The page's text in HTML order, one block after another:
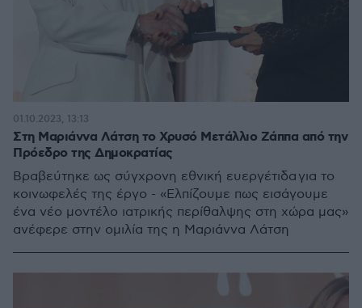
Στη Μαριάννα Λάτση το Χρυσό Μετάλλιο Ζάππα από την
Πρόεδρο της Δημοκρατίας
Βραβεύτηκε ως σύγχρονη εθνική ευεργέτιδα για το
κοινωφελές της έργο - «Ελπίζουμε πως εισάγουμε
ένα νέο μοντέλο ιατρικής περίθαλψης στη χώρα μας»
ανέφερε στην ομιλία της η Μαριάννα Λάτση
01.10.2023, 13:13